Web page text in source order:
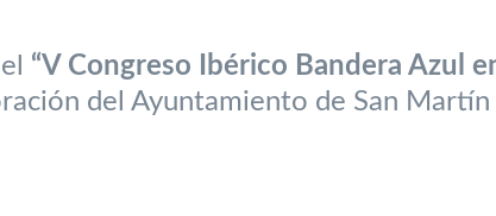
“V Congreso Ibérico Bandera Azul
del Ayuntamiento de San